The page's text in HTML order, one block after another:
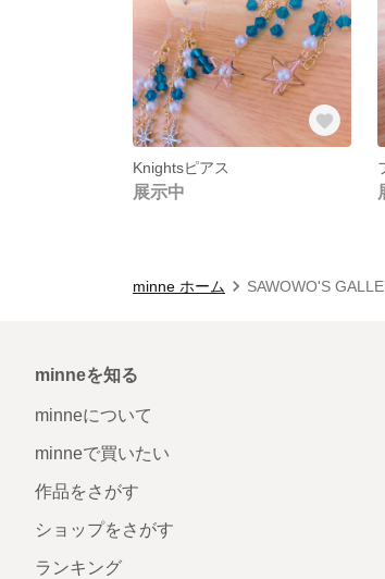
Knightsピアス
展示中
minne ホーム SAWOWO'S
minneを知る
minneについて
minneで買いたい
作品をさがす
ショップをさがす
ランキング